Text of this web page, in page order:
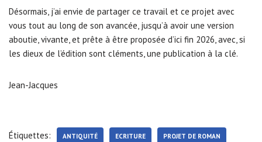
Désormais, j’ai envie de partager ce travail et ce projet avec
vous tout au long de son avancée, jusqu’à avoir une version
aboutie, vivante, et prête à être proposée d’ici fin 2026, avec, si
les dieux de l’édition sont cléments, une publication à la clé.
Jean-Jacques
Étiquettes: ANTIQUITÉ ECRITURE PROJET DE ROMAN